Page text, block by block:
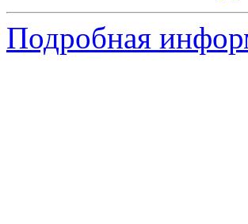
Подробная